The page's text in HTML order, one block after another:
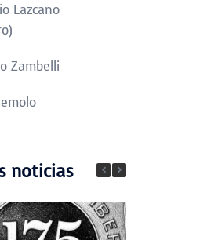
Lazcano
Zambelli
noticias